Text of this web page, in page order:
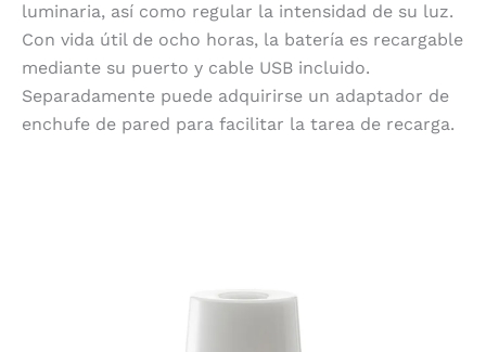
luminaria, así como regular la intensidad de su luz.
Con vida útil de ocho horas, la batería es recargable
mediante su puerto y cable USB incluido.
Separadamente puede adquirirse un adaptador de
enchufe de pared para facilitar la tarea de recarga.